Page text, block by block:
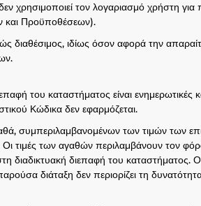
τον λογαριασμό χρήστη για
και Προϋποθέσεων).
διαθέσιμος, ιδίως όσον αφορά την
του καταστήματος είναι
Κώδικα δεν εφαρμόζεται.
συμπεριλαμβανομένων των τιμών των
των αγαθών περιλαμβάνουν τον φόρο
διαδικτυακή διεπαφή του καταστήματος.
διάταξη δεν περιορίζει τη